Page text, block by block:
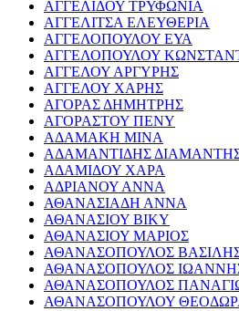
ΑΓΓΕΛΙΔΟΥ ΤΡΥΦΩΝΙΑ
ΑΓΓΕΛΙΤΣΑ ΕΛΕΥΘΕΡΙΑ
ΑΓΓΕΛΟΠΟΥΛΟΥ ΕΥΑ
ΑΓΓΕΛΟΠΟΥΛΟΥ
ΑΓΓΕΛΟΥ ΑΡΓΥΡΗΣ
ΑΓΓΕΛΟΥ ΧΑΡΗΣ
ΑΓΟΡΑΣ ΔΗΜΗΤΡΗΣ
ΑΓΟΡΑΣΤΟΥ ΠΕΝΥ
ΑΔΑΜΑΚΗ ΜΙΝΑ
ΑΔΑΜΑΝΤΙΔΗΣ
ΑΔΑΜΙΔΟΥ ΧΑΡΑ
ΑΔΡΙΑΝΟΥ ΑΝΝΑ
ΑΘΑΝΑΣΙΑΔΗ ΑΝΝΑ
ΑΘΑΝΑΣΙΟΥ ΒΙΚΥ
ΑΘΑΝΑΣΙΟΥ ΜΑΡΙΟΣ
ΑΘΑΝΑΣΟΠΟΥΛΟΣ
ΑΘΑΝΑΣΟΠΟΥΛΟΣ
ΑΘΑΝΑΣΟΠΟΥΛΟΣ
ΑΘΑΝΑΣΟΠΟΥΛΟΥ